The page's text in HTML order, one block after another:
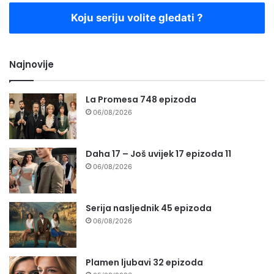
Koju seriju volite gledati ?
Najnovije
La Promesa 748 epizoda
06/08/2026
Daha 17 – Još uvijek 17 epizoda 11
06/08/2026
Serija nasljednik 45 epizoda
06/08/2026
Plamen ljubavi 32 epizoda